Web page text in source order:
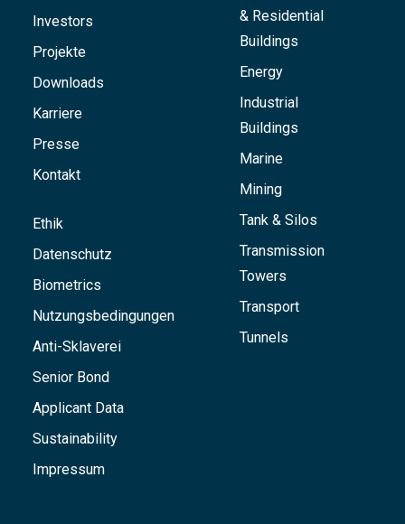
Investors
Projekte
Downloads
Karriere
Presse
Kontakt
Ethik
Datenschutz
Biometrics
Nutzungsbedingungen
Anti-Sklaverei
Senior Bond
Applicant Data
Sustainability
Impressum
& Residential
Buildings
Energy
Industrial
Buildings
Marine
Mining
Tank & Silos
Transmission
Towers
Transport
Tunnels